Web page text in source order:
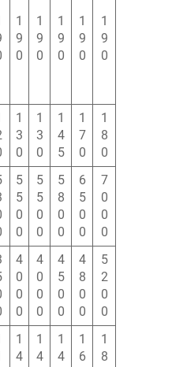
1
9
0
1
9
0
1
9
0
1
9
0
1
9
0
1
3
0
1
3
0
1
4
5
1
7
0
1
8
0
5
5
0
0
5
5
0
0
5
8
0
0
6
5
0
0
7
0
0
0
4
0
0
0
4
0
0
0
4
5
0
0
4
8
0
0
5
2
0
0
1
4
1
4
1
4
1
6
1
8